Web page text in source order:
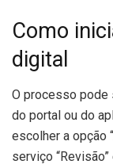
Como
digital
O processo pode
do portal ou do
escolher a opção
serviço